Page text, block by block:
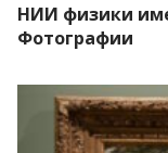
НИИ физики
Фотографии